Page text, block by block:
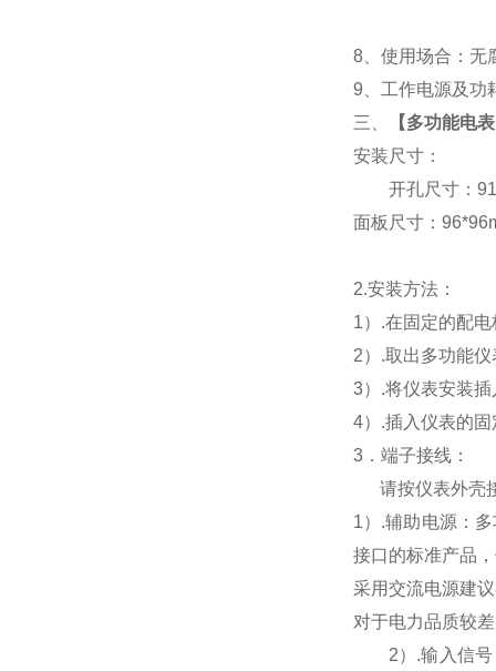
8 、使用场合：
9 、工作电源及功
三、
【多功能电
安装尺寸：
开孔尺寸：
面板尺寸：
2.安装方法：
1）.在固定的配
2）.取出多功能
3）.将仪表安装
4）.插入仪表的
3 ．端子接线：
请按仪表外壳
1） .辅助电源：
接口的标准产品
采用交流电源建
对于电力品质较
2） .输入信